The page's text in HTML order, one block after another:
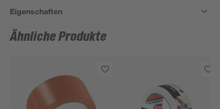
Eigenschaften
Ähnliche Produkte